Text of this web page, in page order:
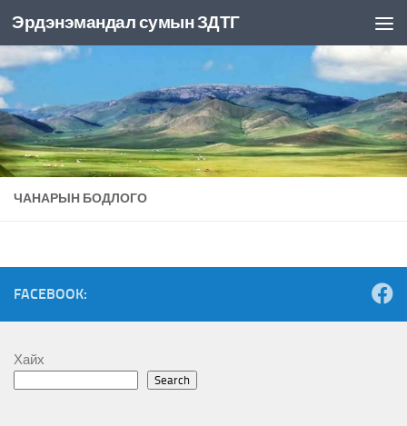
Skip to content
Эрдэнэмандал сумын ЗДТГ
ЧАНАРЫН БОДЛОГО
FACEBOOK:
Хайх
Search